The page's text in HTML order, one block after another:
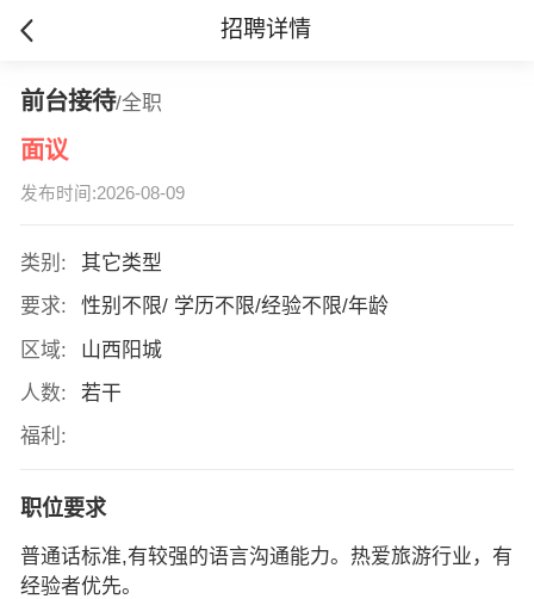
招聘详情
前台接待/全职
面议
发布时间:2026-08-09
类别:
其它类型
要求:
性别不限/ 学历不限/经验不限/年龄
区域:
山西阳城
人数:
若干
福利:
职位要求
普通话标准,有较强的语言沟通能力。热爱旅游行业，有
经验者优先。